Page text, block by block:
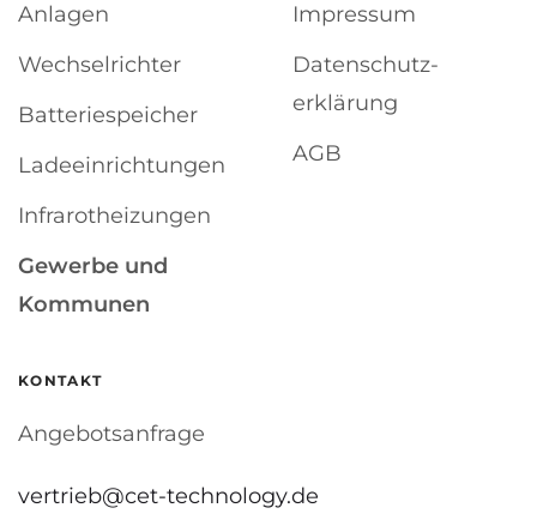
Anlagen
Wechselrichter
Batterie­speicher
Ladeeinrichtungen
Infrarot­heizungen
Gewerbe und
Kommunen
Impressum
Datenschutz­
erklärung
AGB
KONTAKT
Angebotsanfrage
vertrieb@cet-technology.de